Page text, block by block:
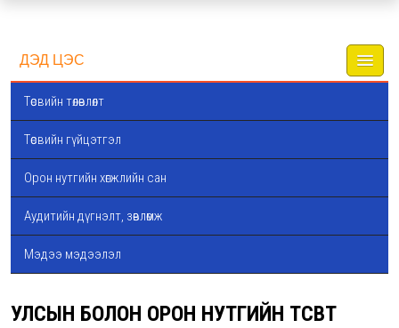
ДЭД ЦЭС
Төсвийн төлөвлөлт
Төсвийн гүйцэтгэл
Орон нутгийн хөгжлийн сан
Аудитийн дүгнэлт, зөвлөмж
Мэдээ мэдээлэл
УЛСЫН БОЛОН ОРОН НУТГИЙН ТӨСӨВТ